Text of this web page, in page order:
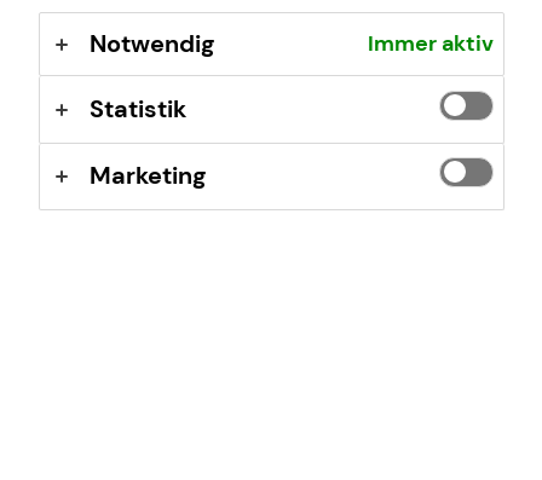
Notwendig Immer aktiv
Statistik
Marketing